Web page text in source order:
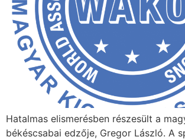
Hatalmas elismerésben részesült a
békéscsabai edzője, Gregor László. A